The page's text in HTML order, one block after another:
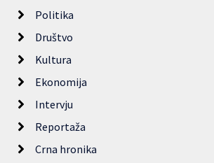
Politika
Društvo
Kultura
Ekonomija
Intervju
Reportaža
Crna hronika